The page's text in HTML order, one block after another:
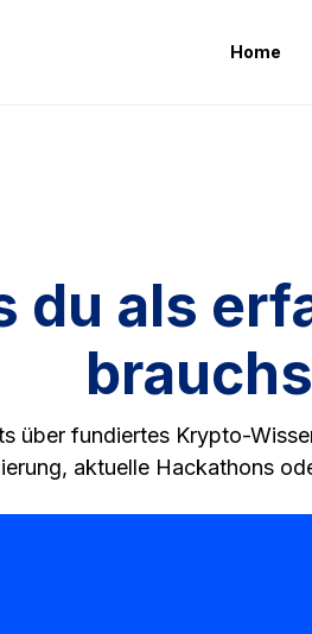
Home
du als
über fundiertes Krypto-
aktuelle Hackathons